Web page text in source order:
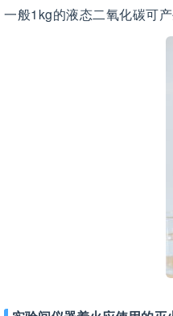
一般1kg的液态二氧化碳可